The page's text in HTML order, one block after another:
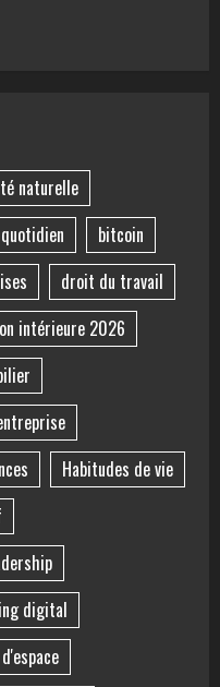
naturelle
bitcoin
droit du travail
intérieure 2026
Habitudes de vie
digital